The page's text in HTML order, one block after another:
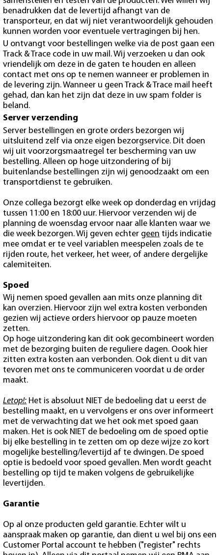
benadrukken dat de levertijd afhangt van de
transporteur, en dat wij niet verantwoordelijk gehouden
kunnen worden voor eventuele vertragingen bij hen.
U ontvangt voor bestellingen welke via de post gaan een
Track & Trace code in uw mail. Wij verzoeken u dan ook
vriendelijk om deze in de gaten te houden en alleen
contact met ons op te nemen wanneer er problemen in
de levering zijn. Wanneer u geen Track & Trace mail heeft
gehad, dan kan het zijn dat deze in uw spam folder is
beland.
Server verzending
Server bestellingen en grote orders bezorgen wij
uitsluitend zelf via onze eigen bezorgservice. Dit doen
wij uit voorzorgsmaatregel ter bescherming van uw
bestelling. Alleen op hoge uitzondering of bij
buitenlandse bestellingen zijn wij genoodzaakt om een
transportdienst te gebruiken.
Onze collega bezorgt elke week op donderdag en vrijdag
tussen 11:00 en 18:00 uur. Hiervoor verzenden wij de
planning de woensdag ervoor naar alle klanten waar we
die week bezorgen. Wij geven echter geen tijds indicatie
mee omdat er te veel variablen meespelen zoals de te
rijden route, het verkeer, het weer, of andere dergelijke
calemiteiten.
Spoed
Wij nemen spoed gevallen aan mits onze planning dit
kan overzien. Hiervoor zijn wel extra kosten verbonden
gezien wij actieve orders hiervoor op pauze moeten
zetten.
Op hoge uitzondering kan dit ook gecombineert worden
met de bezorging buiten de reguliere dagen. Oook hier
zitten extra kosten aan verbonden. Ook dient u dit van
tevoren met ons te communiceren voordat u de order
maakt.
Letop!: Het is absoluut NIET de bedoeling dat u eerst de
bestelling maakt, en u vervolgens er ons over informeert
met de verwachting dat we het ook met spoed gaan
maken. Het is ook NIET de bedoeling om de spoed optie
bij elke bestelling in te zetten om op deze wijze zo kort
mogelijke bestelling/levertijd af te dwingen. De spoed
optie is bedoeld voor spoed gevallen. Men wordt geacht
bestelling op tijd te maken volgens de gebruikelijke
levertijden.
Garantie
Op al onze producten geld garantie. Echter wilt u
aanspraak maken op garantie, dan dient u wel bij ons een
Customer Portal account te hebben ("register" rechts